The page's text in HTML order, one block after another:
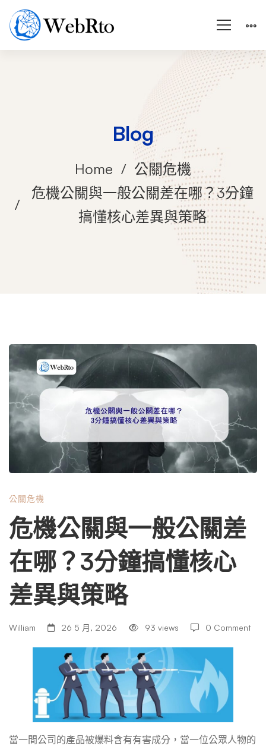
Blog
Home
公關危機
危機公關與一般公關差在哪？3分鐘
搞懂核心差異與策略
危
機
公
關
與
一
般
公
關
差
公關危機
危機公關與一般公關差
在哪？3分鐘搞懂核心
差異與策略
William 26 5 月, 2026 93 views 0 Comment
當一間公司的產品被爆料含有有害成分，當一位公眾人物的